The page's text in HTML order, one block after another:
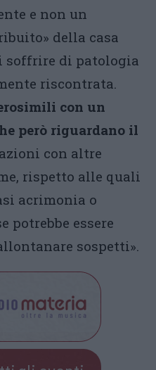
e non un
della casa
soffrire di patologia
riscontrata.
con un
però riguardano il
con altre
rispetto alle quali
acrimonia o
potrebbe essere
sospetti».